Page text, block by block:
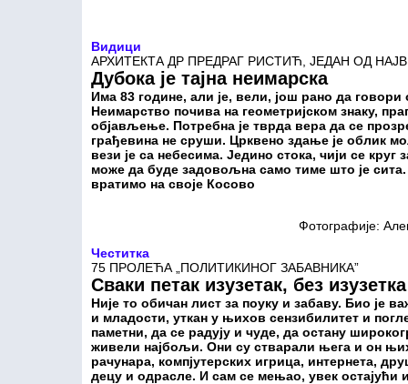
Видици
АРХИТЕКТА ДР ПРЕДРАГ РИСТИЋ, ЈЕДАН ОД
Дубока је тајна неимарска
Има 83 године, али је, вели, још рано да
Неимарство почива на геометријском знаку,
објављење. Потребна је тврда вера да се
грађевина не сруши. Црквено здање је облик
вези је са небесима. Једино стока, чији се
може да буде задовољна само тиме што је
вратимо на своје Косово
Фотографије:
Честитка
75 ПРОЛЕЋА „ПОЛИТИКИНОГ ЗАБАВНИКА”
Сваки петак изузетак, без изузетка
Није то обичан лист за поуку и забаву. Био је
и младости, уткан у њихов сензибилитет и
паметни, да се радују и чуде, да остану
живели најбољи. Они су стварали њега и он
рачунара, компјутерских игрица, интернета,
децу и одрасле. И сам се мењао, увек остајући